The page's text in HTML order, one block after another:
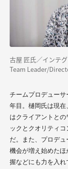
古屋 匠氏／インテ
Team Leader/
チームプロデューサ
年目。 樋岡氏は現
はクライアントと
ックとクオリティ
だ。また、プロデ
機会が増え始めた
握などにも力を入れ